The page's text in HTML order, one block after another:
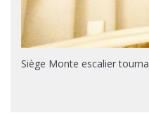
Siège Monte escalier